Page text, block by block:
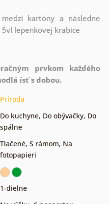
kartóny a následne
lepenkovej krabice
prvkom každého
ísť s dobou.
Príroda
Do kuchyne, Do obývačky, Do
spálne
Tlačené, S rámom, Na
fotopapieri
1-dielne